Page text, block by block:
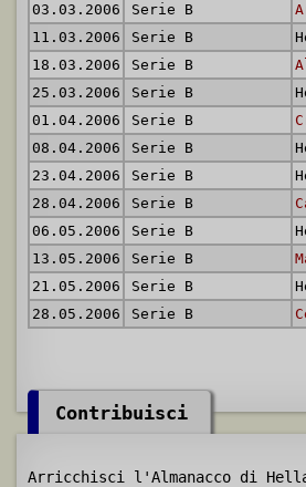
03.03.2006
Serie B
11.03.2006
Serie B
18.03.2006
Serie B
25.03.2006
Serie B
01.04.2006
Serie B
08.04.2006
Serie B
23.04.2006
Serie B
28.04.2006
Serie B
06.05.2006
Serie B
13.05.2006
Serie B
21.05.2006
Serie B
28.05.2006
Serie B
Contribuisci
Arricchisci l'Almanacco di